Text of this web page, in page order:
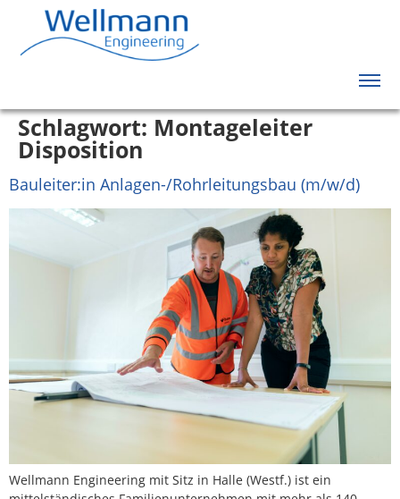
Schlagwort: Montageleiter
Disposition
Bauleiter:in Anlagen-/Rohrleitungsbau (m/w/d)
Wellmann Engineering mit Sitz in Halle (Westf.) ist ein